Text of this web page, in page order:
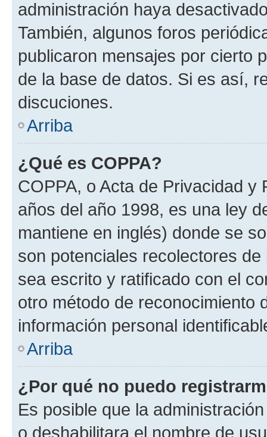
administración haya
También, algunos foros
publicaron mensajes por cierto
de la base de datos. Si es así,
discuciones.
Arriba
¿Qué es COPPA?
COPPA, o Acta de Privacidad
años del año 1998, es una ley
mantiene en inglés) donde se
son potenciales recolectores
sea escrito y ratificado con el
otro método de reconocimiento
información personal
Arriba
¿Por qué no puedo
Es posible que la
o deshabilitara el nombre de